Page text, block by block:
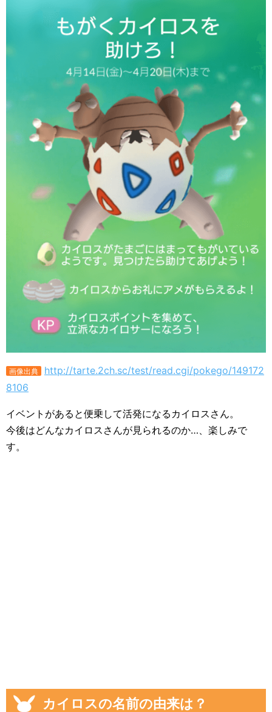
画像出典
http://tarte.2ch.sc/test/read.cgi/pokego/149172
8106
イベントがあると便乗して活発になるカイロスさん。
今後はどんなカイロスさんが見られるのか…、楽しみで
す。
カイロスの名前の由来は？